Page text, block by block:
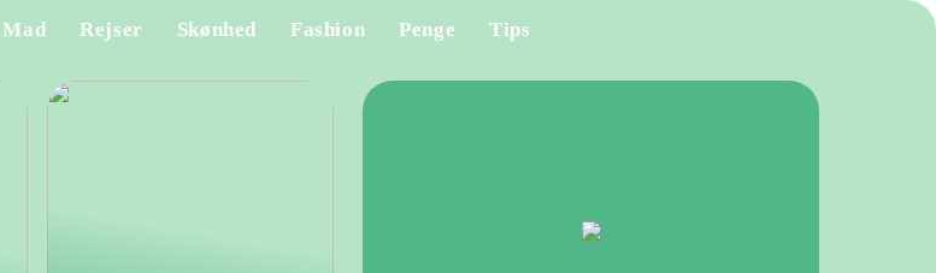
Mad Rejser Skønhed Fashion Penge Tips